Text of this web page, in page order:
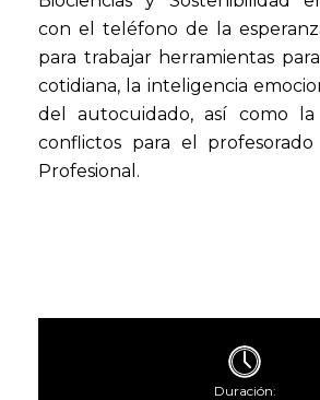
con el teléfono de la
para trabajar herramientas
cotidiana, la inteligencia
del autocuidado, así como
conflictos para el
Profesional.
Duración: